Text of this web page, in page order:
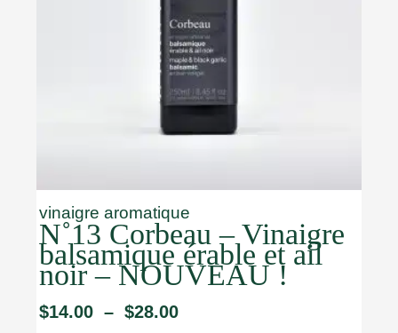
vinaigre aromatique
N˚13 Corbeau – Vinaigre
balsamique érable et ail
noir – NOUVEAU !
$14.00 – $28.00